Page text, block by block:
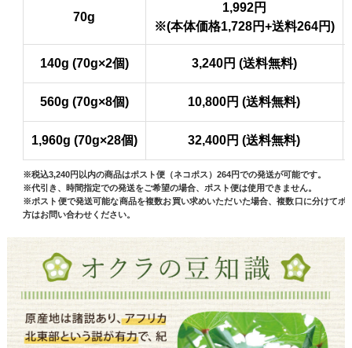
70g
1,992円
※(本体価格1,728円+送料264円)
140g (70g×2個) 3,240円 (送料無料)
560g (70g×8個) 10,800円 (送料無料)
1,960g (70g×28個) 32,400円 (送料無料)
※税込3,240円以内の商品はポスト便（ネコポス）264円での発送が可能です。
※代引き、時間指定での発送をご希望の場合、ポスト便は使用できません。
※ポスト便で発送可能な商品を複数お買い求めいただいた場合、複数口に分けてポ
方はお問い合わせください。